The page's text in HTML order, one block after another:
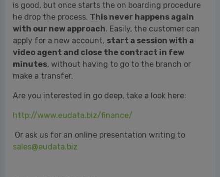
is good, but once starts the on boarding procedure
he drop the process. This never happens again
with our new approach. Easily, the customer can
apply for a new account, start a session with a
video agent and close the contract in few
minutes, without having to go to the branch or
make a transfer.
Are you interested in go deep, take a look here:
http://www.eudata.biz/finance/
Or ask us for an online presentation writing to
sales@eudata.biz